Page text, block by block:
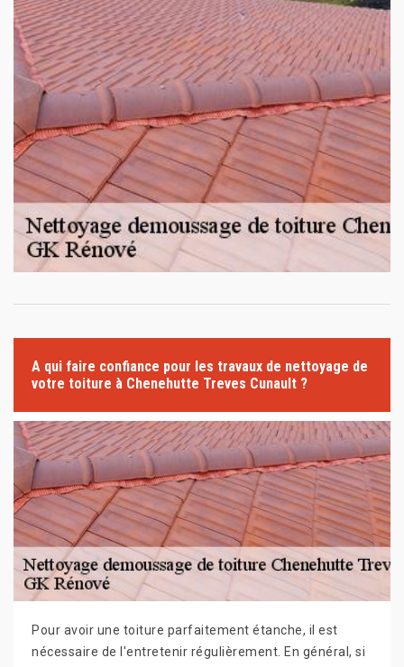
A qui faire confiance pour les travaux de nettoyage de
votre toiture à Chenehutte Treves Cunault ?
Pour avoir une toiture parfaitement étanche, il est
nécessaire de l'entretenir régulièrement. En général, si